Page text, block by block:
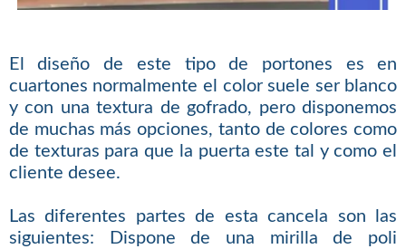
El diseño de este tipo de portones es en
cuartones normalmente el color suele ser blanco
y con una textura de gofrado, pero disponemos
de muchas más opciones, tanto de colores como
de texturas para que la puerta este tal y como el
cliente desee.
Las diferentes partes de esta cancela son las
siguientes: Dispone de una mirilla de poli